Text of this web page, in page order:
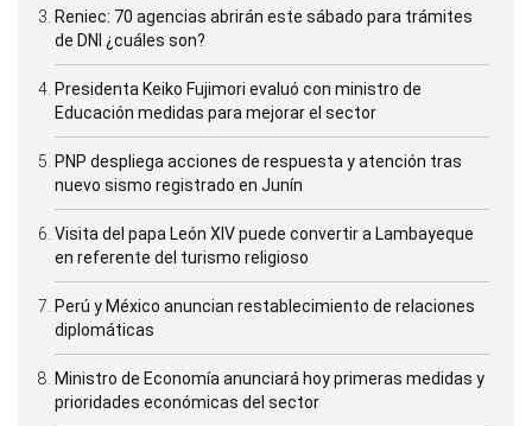
Reniec: 70 agencias abrirán este sábado para trámites
de DNI ¿cuáles son?
Presidenta Keiko Fujimori evaluó con ministro de
Educación medidas para mejorar el sector
PNP despliega acciones de respuesta y atención tras
nuevo sismo registrado en Junín
Visita del papa León XIV puede convertir a Lambayeque
en referente del turismo religioso
Perú y México anuncian restablecimiento de relaciones
diplomáticas
Ministro de Economía anunciará hoy primeras medidas y
prioridades económicas del sector